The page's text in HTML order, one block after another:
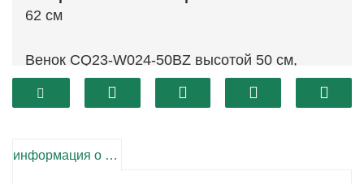
62 см
Венок CQ23-W024-50BZ высотой 50 см,
покрытый снежной пылью, излучает уютное
зимнее очарование и идеально подходит для
украшенный пышной зеленой листвой,
информация о продукте